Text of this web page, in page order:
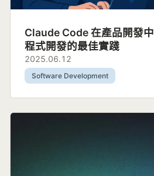
Claude Code 在產品開發
程式開發的最佳實踐
2025.06.12
Software Development